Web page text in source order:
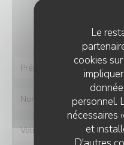
Le
cookies
personnel.
nécessaires
et
Remplissez le